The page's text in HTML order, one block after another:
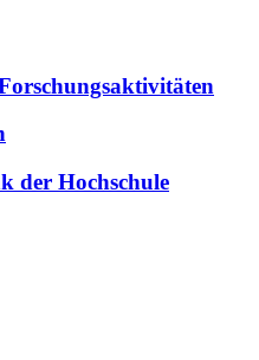
der Hochschule